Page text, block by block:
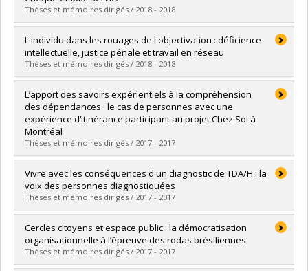
Thèses et mémoires dirigés / 2018 - 2018
Graduate :Hamel-Roy, Laurence
Cycle :Master's
Grade :M. Sc.
Lien vers le document dans Papyrus
L'individu dans les rouages de l'objectivation : déficience
intellectuelle, justice pénale et travail en réseau
Thèses et mémoires dirigés / 2018 - 2018
Graduate :Ouellet, Guillaume
Cycle :Doctoral
Grade :Ph. D.
Lien vers le document dans Papyrus
L’apport des savoirs expérientiels à la compréhension
des dépendances : le cas de personnes avec une
expérience d’itinérance participant au projet Chez Soi à
Montréal
Thèses et mémoires dirigés / 2017 - 2017
Graduate :Gutiérrez-Araya, Marcio
Cycle :Master's
Grade :M. Sc.
Lien vers le document dans Papyrus
Vivre avec les conséquences d'un diagnostic de TDA/H : la
voix des personnes diagnostiquées
Thèses et mémoires dirigés / 2017 - 2017
Graduate :Robert, Amélie
Cycle :Master's
Grade :M. Sc.
Lien vers le document dans Papyrus
Cercles citoyens et espace public : la démocratisation
organisationnelle à l’épreuve des rodas brésiliennes
Thèses et mémoires dirigés / 2017 - 2017